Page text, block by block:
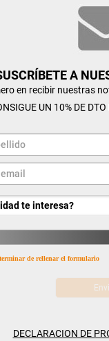
A
en recibir nuestras
UN 10% DE
de rellenar el formulario
DECLARACION DE